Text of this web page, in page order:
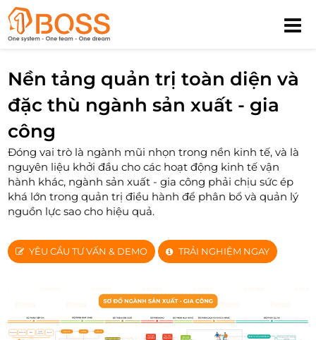
Nền tảng quản trị toàn diện và
đặc thù ngành sản xuất - gia
công
Đóng vai trò là ngành mũi nhọn trong nền kinh tế, và là
nguyên liệu khởi đầu cho các hoạt động kinh tế vận
hành khác, ngành sản xuất - gia công phải chịu sức ép
khá lớn trong quản trị điều hành để phân bổ và quản lý
nguồn lực sao cho hiệu quả.
YÊU CẦU TƯ VẤN & DEMO TRẢI NGHIỆM NGAY